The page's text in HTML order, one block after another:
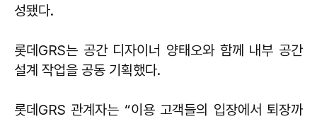
성됐다.
롯데GRS는 공간 디자이너 양태오와 함께 내부 공간
설계 작업을 공동 기획했다.
롯데GRS 관계자는 “이용 고객들의 입장에서 퇴장까